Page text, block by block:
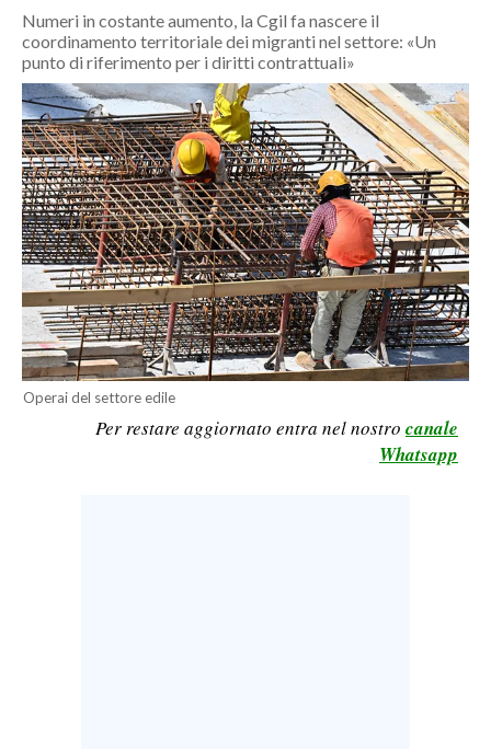
MONDO
POLITICA
ECONOMIA
SERVIZI ALLE IMPRESE
LAVORO
BANDI
SPORT IN SARDEGNA
SPORT
RISULTATI E CLASSIFICHE
Numeri in costante aumento, la Cgil fa nascere il
coordinamento territoriale dei migranti nel settore: «Un
punto di riferimento per i diritti contrattuali»
Operai del settore edile
Per restare aggiornato entra nel nostro canale
Whatsapp